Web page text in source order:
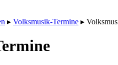
▸ Volksmusik-Termine ▸